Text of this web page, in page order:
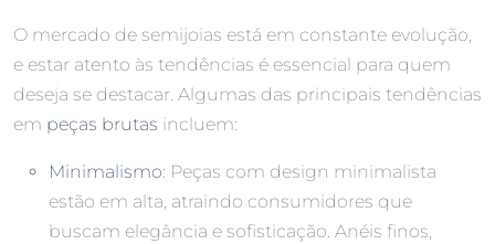
O mercado de semijoias está em constante evolução,
e estar atento às tendências é essencial para quem
deseja se destacar. Algumas das principais tendências
em peças brutas incluem:
Minimalismo: Peças com design minimalista
estão em alta, atraindo consumidores que
buscam elegância e sofisticação. Anéis finos,